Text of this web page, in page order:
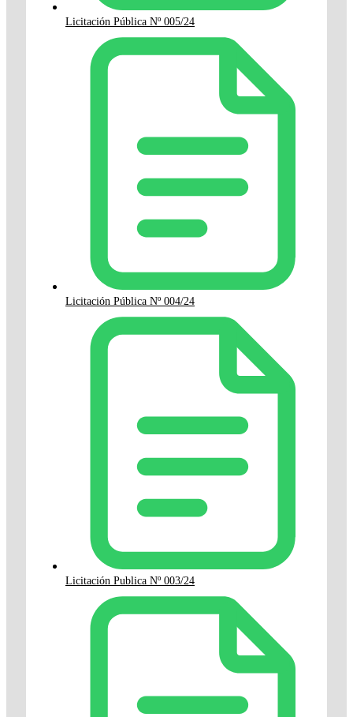
Licitación Pública Nº 005/24
Licitación Pública Nº 004/24
Licitación Publica Nº 003/24